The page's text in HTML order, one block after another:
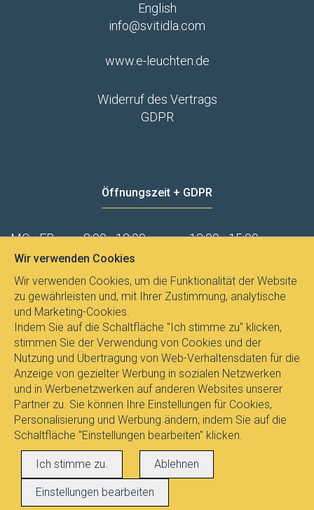
English
info@svitidla.com
www.e-leuchten.de
Widerruf des Vertrags
GDPR
Öffnungszeit + GDPR
MO - FR 8:00 - 12:00
13:00 - 15:00
Datenschutz
Alle Rechte vorbehalten © 2017
LEUCHTEN.DE, Dipl.Ing. Pavel Janicek
Wir verwenden Cookies
Wir verwenden Cookies, um die Funktionalität der Website
zu gewährleisten und, mit Ihrer Zustimmung, analytische
und Marketing-Cookies.
Indem Sie auf die Schaltfläche "Ich stimme zu" klicken,
stimmen Sie der Verwendung von Cookies und der
Nutzung und Übertragung von Web-Verhaltensdaten für die
Anzeige von gezielter Werbung in sozialen Netzwerken
und in Werbenetzwerken auf anderen Websites unserer
Partner zu. Sie können Ihre Einstellungen für Cookies,
Personalisierung und Werbung ändern, indem Sie auf die
Schaltfläche "Einstellungen bearbeiten" klicken.
Ich stimme zu. Ablehnen
Einstellungen bearbeiten